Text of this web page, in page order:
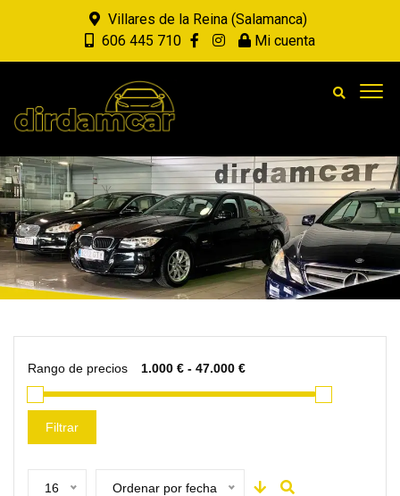
Villares de la Reina (Salamanca)
606 445 710
Mi cuenta
Rango de precios
Filtrar
16 Ordenar por fecha